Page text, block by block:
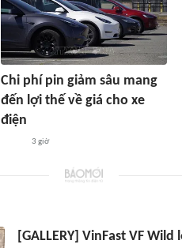
Chi phí pin giảm sâu mang
đến lợi thế về giá cho xe
điện
3 giờ
[GALLERY] VinFast VF